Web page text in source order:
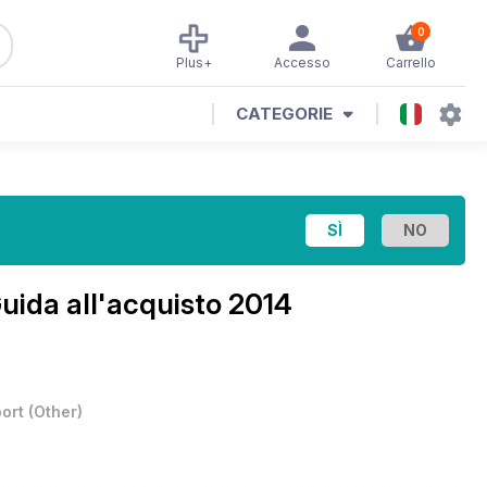
0
Carrello
Accesso
Plus+
CATEGORIE
all'acquisto 2014
(Other)